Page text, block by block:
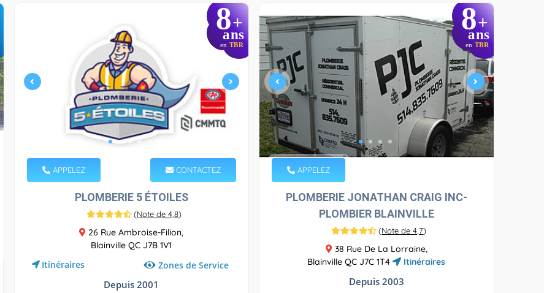
8+
ans
en TBR
APPELEZ CONTACTEZ
PLOMBERIE 5 ÉTOILES
(Note de 4,8)
26 Rue Ambroise-Filion,
Blainville QC J7B 1V1
Itinéraires Zones de Service
Depuis 2001
8+
ans
en TBR
APPELEZ
PLOMBERIE JONATHAN CRAIG INC-
PLOMBIER BLAINVILLE
(Note de 4,7)
38 Rue De La Lorraine,
Blainville QC J7C 1T4
Itinéraires
Depuis 2003